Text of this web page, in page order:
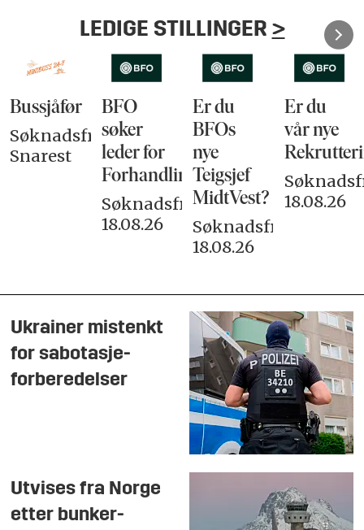
LEDIGE STILLINGER >
Bussjåfør
Søknadsfrist:
Snarest
BFO
søker
leder for
Forhandlingsutvalget
Søknadsfrist:
18.08.26
Er du
BFOs
nye
Teigsjef
MidtVest?
Søknadsfrist:
18.08.26
Er du
vår nye
18.08.26
Ukrainer mistenkt
for sabotasje-
forberedelser
Utvises fra Norge
etter bunker-